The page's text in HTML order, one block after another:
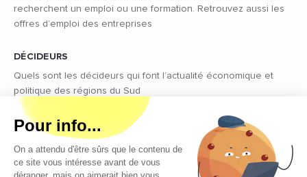
recherchent un emploi ou une formation. Retrouvez aussi les
offres d’emploi des entreprises
DÉCIDEURS
Quels sont les décideurs qui font l’actualité économique et
politique des régions du Sud